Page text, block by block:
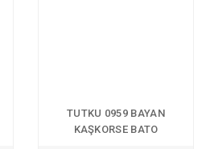
TUTKU 0959 BAYAN
KAŞKORSE BATO